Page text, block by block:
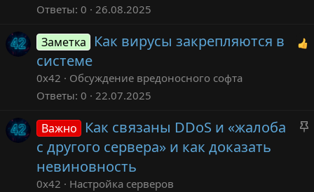
Ответы 0 26.08.2025
Заметка
Как вирусы закрепляются в
системе
0x42
Обсуждение вредоносного софта
Ответы 0 22.07.2025
Важно
Как связаны DDoS и «жалоба
с другого сервера» и как доказать
невиновность
0x42
Настройка серверов